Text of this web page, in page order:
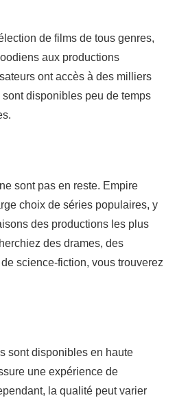
de films de tous genres,
aux productions
ont accès à des milliers
disponibles peu de temps
sont pas en reste. Empire
choix de séries populaires, y
des productions les plus
des drames, des
science-fiction, vous trouverez
sont disponibles en haute
une expérience de
la qualité peut varier